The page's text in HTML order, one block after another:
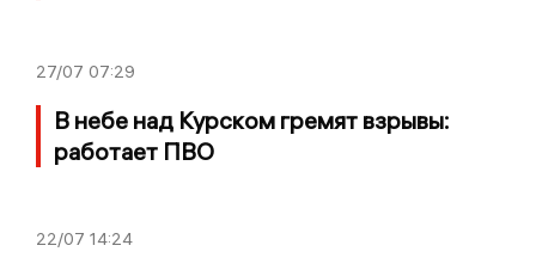
27/07 07:29
В небе над Курском гремят взрывы:
работает ПВО
22/07 14:24